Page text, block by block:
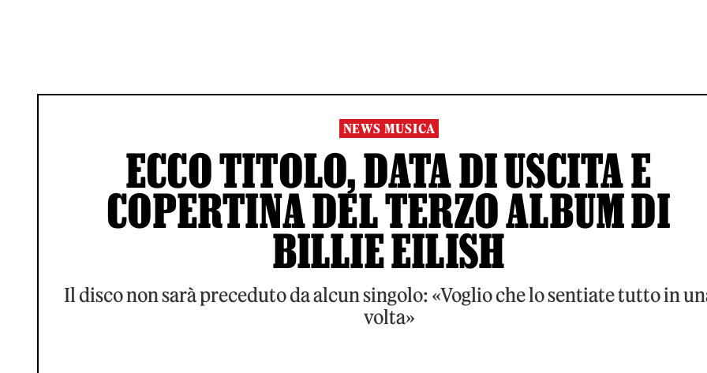
NEWS MUSICA
ECCO TITOLO, DATA DI USCITA E
COPERTINA DEL TERZO ALBUM DI
BILLIE EILISH
Il disco non sarà preceduto da alcun singolo: «Voglio che lo sentiate tutto in
volta»